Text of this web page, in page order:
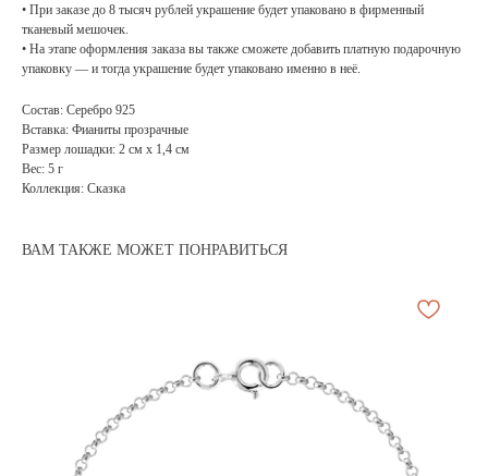
• При заказе до 8 тысяч рублей украшение будет упаковано в фирменный
тканевый мешочек.
• На этапе оформления заказа вы также сможете добавить платную подарочную
упаковку — и тогда украшение будет упаковано именно в неё.
Состав: Серебро 925
Вставка: Фианиты прозрачные
Размер лошадки: 2 см х 1,4 см
Вес: 5 г
Коллекция: Сказка
ВАМ ТАКЖЕ МОЖЕТ ПОНРАВИТЬСЯ
ОПЛАТА И ДОСТАВКА
ИСТОРИЯ БРЕНДА
Road